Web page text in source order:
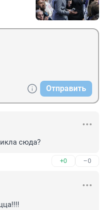
Отправить
сюда?
+0 –0